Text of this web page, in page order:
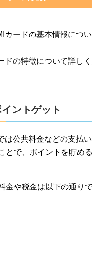
カードの基本情報につ
ドの特徴について詳し
ントゲット
は公共料金などの支払
とで、ポイントを貯め
金や税金は以下の通りで